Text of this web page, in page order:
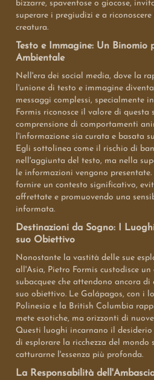
bizzarre, spaventose o giocose,
superare i pregiudizi e a
creatura.
Testo e Immagine: Un Binomio
Ambientale
Nell'era dei social media, dove la
l'unione di testo e immagine
messaggi complessi, specialmente
Formis riconosce il valore di questa
comprensione di comportamenti
l'informazione sia curata e basata
Egli sottolinea come il rischio di
nell'aggiunta del testo, ma nella
le informazioni vengono
fornire un contesto significativo,
affrettate e promuovendo una
informata.
Destinazioni da Sogno: I
suo Obiettivo
Nonostante la vastità delle sue
all'Asia, Pietro Formis custodisce
subacquee che attendono ancora
suo obiettivo. Le Galápagos, con i
Polinesia e la British Columbia
mete esotiche, ma orizzonti di
Questi luoghi incarnano il
di esplorare la ricchezza del mondo
catturarne l'essenza più profonda.
La Responsabilità